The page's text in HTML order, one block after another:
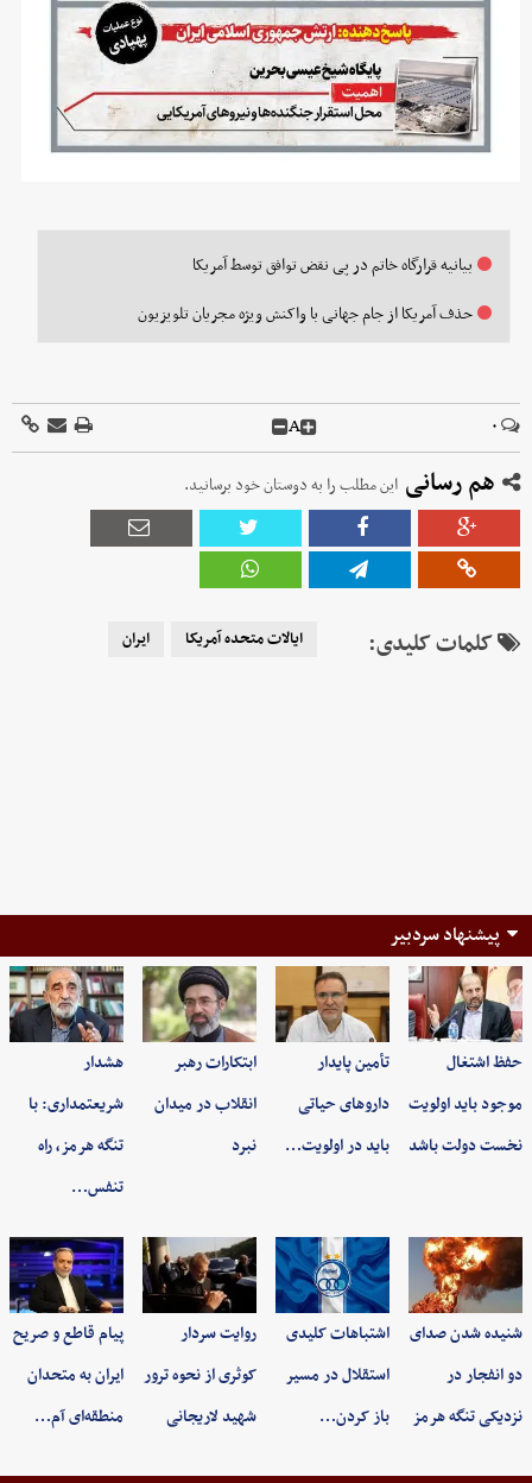
بیانیه قرارگاه خاتم در پی نقض توافق توسط آمریکا
حذف آمریکا از جام جهانی با واکنش ویژه مجریان تلویزیون
۰ A
هم رسانی این مطلب را به دوستان خود برسانید.
کلمات کلیدی: ایالات متحده آمریکا ایران
پیشنهاد سردبیر
حفظ اشتغال
موجود باید اولویت
نخست دولت باشد
تأمین پایدار
داروهای حیاتی
باید در اولویت…
ابتکارات رهبر
انقلاب در میدان
نبرد
هشدار
شریعتمداری: با
تنگه هرمز، راه
تنفس…
شنیده شدن صدای
دو انفجار در
نزدیکی تنگه هرمز
اشتباهات کلیدی
استقلال در مسیر
باز کردن…
روایت سردار
کوثری از نحوه ترور
شهید لاریجانی
پیام قاطع و صریح
ایران به متحدان
منطقه‌ای آم…